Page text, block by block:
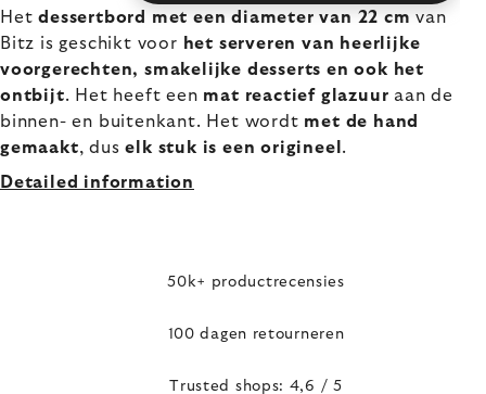
Hetdessertbord met een diameter van 22 cmvan
Bitz is geschikt voor het serveren van heerlijke
voorgerechten, smakelijke desserts en ook het
ontbijt. Het heeft een mat reactief glazuur aan de
binnen- en buitenkant. Het wordt met de hand
gemaakt, duselk stuk is een origineel .
Detailed information
50k+ productrecensies
100 dagen retourneren
Trusted shops: 4,6 / 5